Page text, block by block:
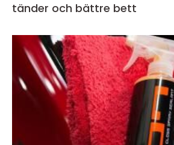
tänder och bättre bett